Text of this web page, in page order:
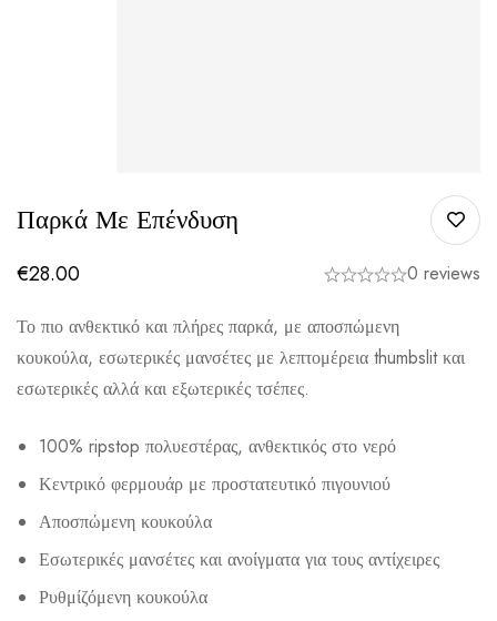
Παρκά Με Επένδυση
€28.00 0 reviews
Το πιο ανθεκτικό και πλήρες παρκά, με αποσπώμενη
κουκούλα, εσωτερικές μανσέτες με λεπτομέρεια thumbslit και
εσωτερικές αλλά και εξωτερικές τσέπες.
100% ripstop πολυεστέρας, ανθεκτικός στο νερό
Κεντρικό φερμουάρ με προστατευτικό πιγουνιού
Αποσπώμενη κουκούλα
Εσωτερικές μανσέτες και ανοίγματα για τους αντίχειρες
Ρυθμίζόμενη κουκούλα